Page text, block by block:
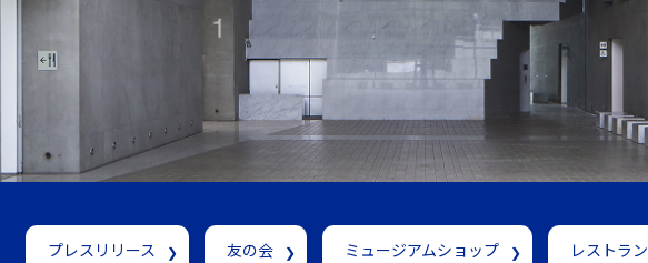
プレスリリース 友の会 ミュージアムショップ レストラン